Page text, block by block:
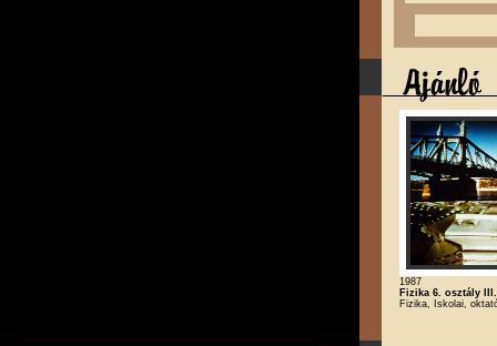
1987
Fizika 6. osztály
Fizika, Iskolai,